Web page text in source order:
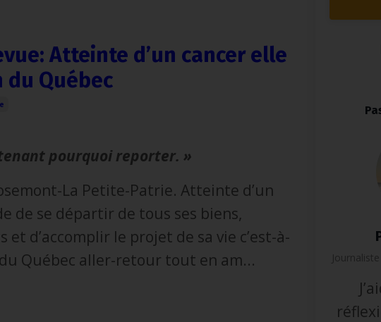
Atteinte d’un cancer elle
du Québec
pourquoi reporter. »
La Petite-Patrie. Atteinte d’un
de se départir de tous ses biens,
d’accomplir le projet de sa vie c’est-à-
Québec aller-retour tout en am...